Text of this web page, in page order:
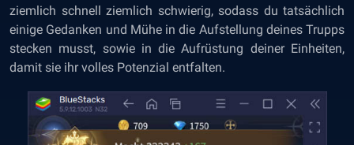
ziemlich schnell ziemlich schwierig, sodass du tatsächlich
einige Gedanken und Mühe in die Aufstellung deines Trupps
stecken musst, sowie in die Aufrüstung deiner Einheiten,
damit sie ihr volles Potenzial entfalten.